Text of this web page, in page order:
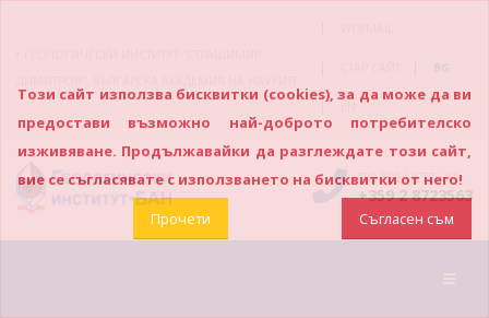
BG
|
ПОЗВЪНЕТЕ НИ
+359 2 8723563
Този сайт използва бисквитки (cookies), за да може да ви
предостави възможно най-доброто потребителско
изживяване. Продължавайки да разглеждате този сайт,
вие се съгласявате с използването на бисквитки от него!
Прочети
Съгласен съм